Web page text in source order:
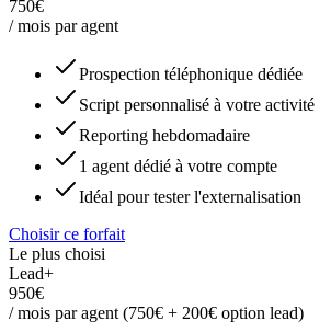
750€
/ mois par agent
Prospection téléphonique dédiée
Script personnalisé à votre activité
Reporting hebdomadaire
1 agent dédié à votre compte
Idéal pour tester l'externalisation
Choisir ce forfait
Le plus choisi
Lead+
950€
/ mois par agent (750€ + 200€ option lead)